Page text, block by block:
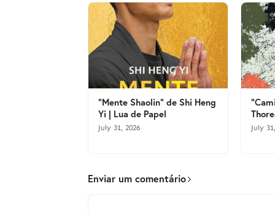
"Mente Shaolin" de Shi Heng
Yi | Lua de Papel
July 31, 2026 July
Enviar um comentário